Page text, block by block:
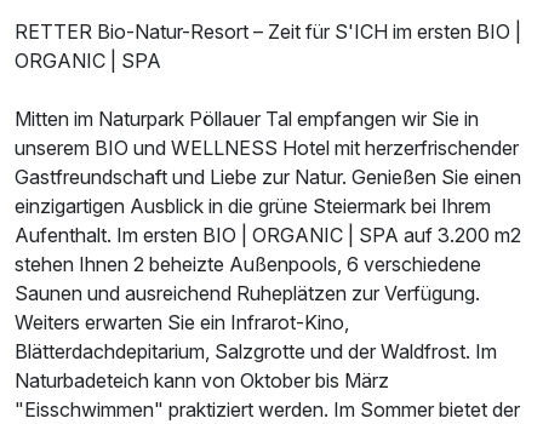
RETTER Bio-Natur-Resort – Zeit für S'ICH im ersten BIO |
ORGANIC | SPA
Mitten im Naturpark Pöllauer Tal empfangen wir Sie in
unserem BIO und WELLNESS Hotel mit herzerfrischender
Gastfreundschaft und Liebe zur Natur. Genießen Sie einen
einzigartigen Ausblick in die grüne Steiermark bei Ihrem
Aufenthalt. Im ersten BIO | ORGANIC | SPA auf 3.200 m2
stehen Ihnen 2 beheizte Außenpools, 6 verschiedene
Saunen und ausreichend Ruheplätzen zur Verfügung.
Weiters erwarten Sie ein Infrarot-Kino,
Blätterdachdepitarium, Salzgrotte und der Waldfrost. Im
Naturbadeteich kann von Oktober bis März
"Eisschwimmen" praktiziert werden. Im Sommer bietet der